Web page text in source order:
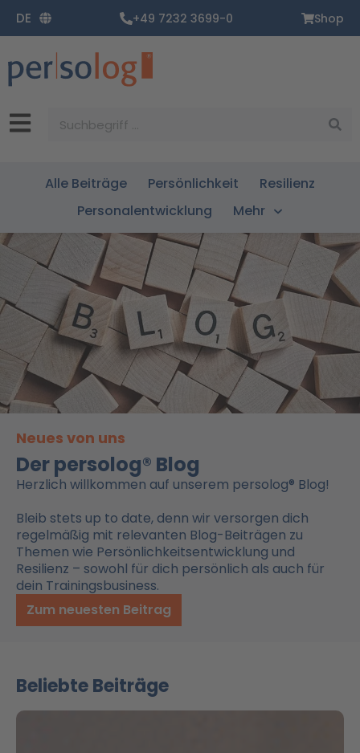
Inhalt
springen
DE +49 7232 3699-0 Shop
Alle Beiträge Persönlichkeit
Resilienz
Personalentwicklung
Mehr
Neues von uns
Der persolog® Blog
Herzlich willkommen auf unserem persolog® Blog!
Bleib stets up to date, denn wir versorgen dich
regelmäßig mit relevanten Blog-Beiträgen zu
Themen wie Persönlichkeitsentwicklung und
Resilienz – sowohl für dich persönlich als auch für
dein Trainingsbusiness.
Zum neuesten Beitrag
Beliebte Beiträge